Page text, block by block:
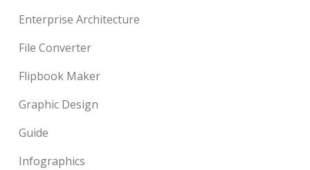
Enterprise Architecture
File Converter
Flipbook Maker
Graphic Design
Guide
Infographics